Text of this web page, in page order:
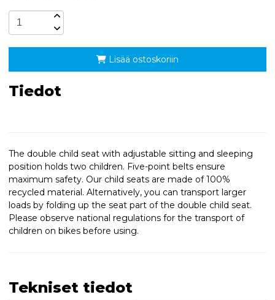
Lisää ostoskoriin
Tiedot
The double child seat with adjustable sitting and sleeping
position holds two children. Five-point belts ensure
maximum safety. Our child seats are made of 100%
recycled material. Alternatively, you can transport larger
loads by folding up the seat part of the double child seat.
Please observe national regulations for the transport of
children on bikes before using.
Tekniset tiedot